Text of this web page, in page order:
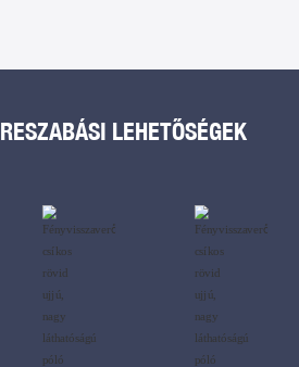
LEHETŐSÉGEK